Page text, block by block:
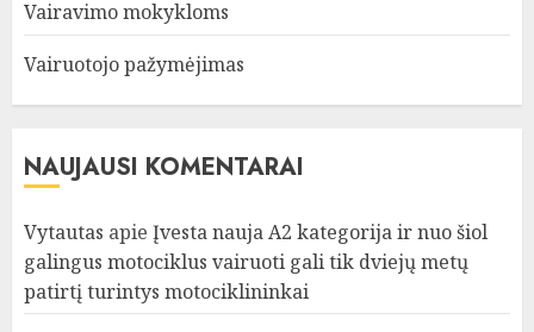
Vairavimo mokykloms
Vairuotojo pažymėjimas
NAUJAUSI KOMENTARAI
Vytautas apie Įvesta nauja A2 kategorija ir nuo šiol
galingus motociklus vairuoti gali tik dviejų metų
patirtį turintys motociklininkai